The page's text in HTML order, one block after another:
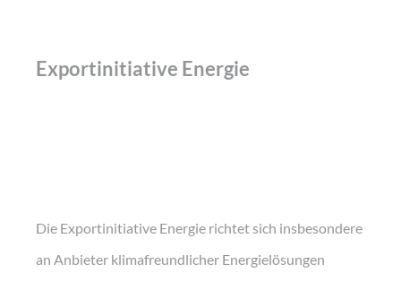
Exportinitiative Energie
Die Exportinitiative Energie richtet sich insbesondere
an Anbieter klimafreundlicher Energielösungen